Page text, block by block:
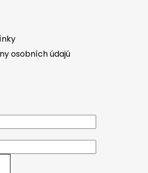
osobních údajú